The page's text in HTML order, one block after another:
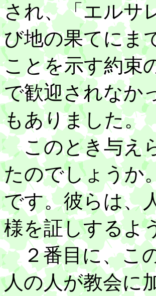
され、「エルサ
び地の果てにま
ことを示す約束
で歓迎されなか
もありました。
このとき与え
たのでしょうか
です。彼らは、
様を証しするよ
２番目に、こ
人の人が教会に